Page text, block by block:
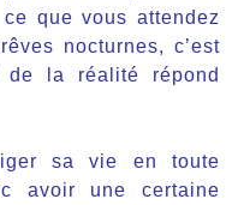
que vous attendez
nocturnes, c’est
de la réalité répond
sa vie en toute
avoir une certaine